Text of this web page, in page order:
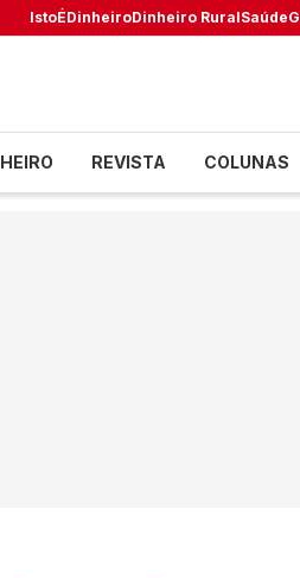
IstoÉDinheiroDinheiro RuralSaúde
REVISTA COLUNAS